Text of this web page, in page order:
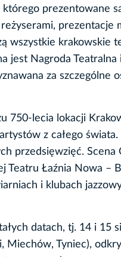
prezentowane
prezentacje
wszystkie krakowskie
jest Nagroda Teatralna
za szczególne
750-lecia lokacji
z całego
przedsięwzięć. Scena
Teatru Łaźnia Nowa –
i klubach
datach, tj. 14 i 15
Miechów, Tyniec),